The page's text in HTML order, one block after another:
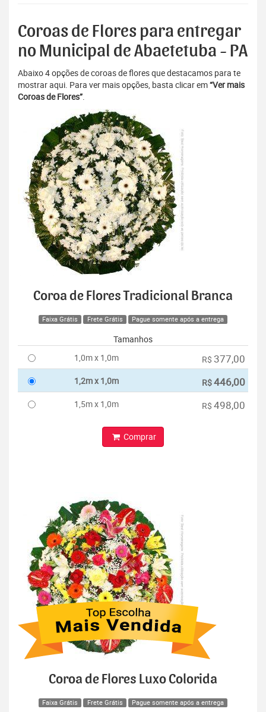
Coroas de Flores para entregar
no Municipal de Abaetetuba - PA
Abaixo 4 opções de coroas de flores que destacamos para te
mostrar aqui. Para ver mais opções, basta clicar em“Ver mais
Coroas de Flores”.
Coroa de Flores Tradicional Branca
Faixa Grátis Frete Grátis Pague somente após a entrega
Tamanhos
1,0m x 1,0m
R$ 377,00
1,2m x 1,0m R$446,00
1,5m x 1,0m R$ 498,00
Comprar
Coroa de Flores Luxo Colorida
Faixa Grátis Frete Grátis Pague somente após a entrega